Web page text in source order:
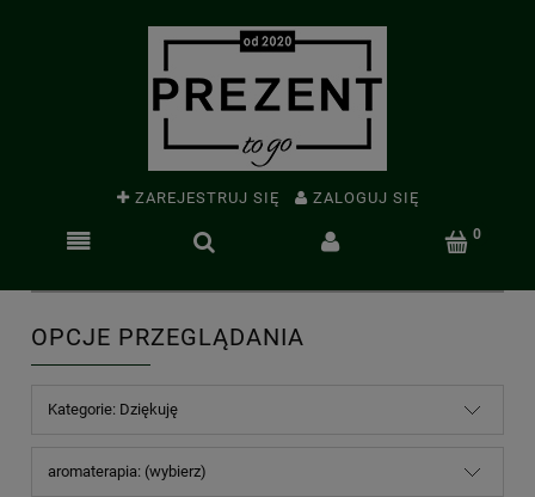
ZAREJESTRUJ SIĘ ZALOGUJ SIĘ
OPCJE PRZEGLĄDANIA
Kategorie: Dziękuję
aromaterapia: (wybierz)